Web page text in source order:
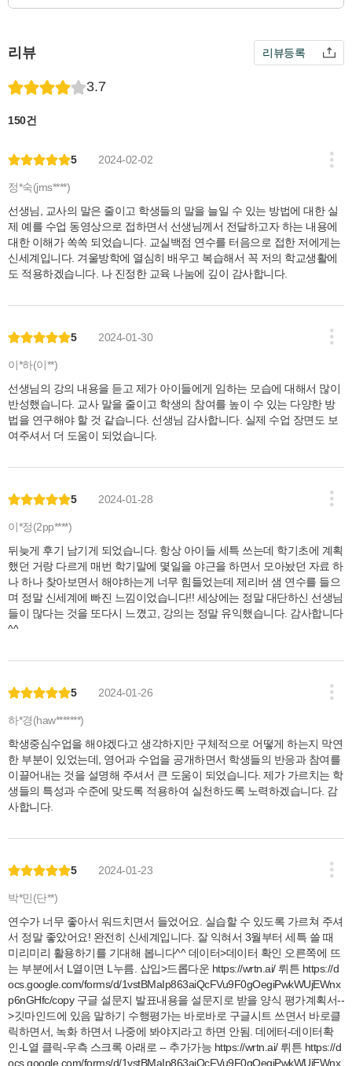
나요?
어떻게 과세특을 구성할지 막막하신가요?
량을 나누어야 할지 난감하신가요?
학생들의 개별 활동 어떻게 하면 쉽게 기록할지 궁
금하신가요?
학생들의 수많은 발표 자료 입력을 어떻게 해야할
지 고민이신가요?
시트로 과세특 쓰기를 세팅하고 학기를 시작해보
세요~ 시작이 반이 아니라 시작이 90%입니다!!
리뷰 리뷰등록
3.7
150건
5 2024-02-02
정*숙(jms****)
선생님, 교사의 말은 줄이고 학생들의 말을 늘일 수 있는 방법에 대한 실
제 예를 수업 동영상으로 접하면서 선생님께서 전달하고자 하는 내용에
대한 이해가 쏙쏙 되었습니다. 교실백점 연수를 터음으로 접한 저에게는
신세계입니다. 겨울방학에 열심히 배우고 복습해서 꼭 저의 학교생활에
도 적용하겠습니다. 나 진정한 교육 나눔에 깊이 감사합니다.
5 2024-01-30
이*하(이**)
선생님의 강의 내용을 듣고 제가 아이들에게 임하는 모습에 대해서 많이
반성했습니다. 교사 말을 줄이고 학생의 참여를 높이 수 있는 다양한 방
법을 연구해야 할 것 같습니다. 선생님 감사합니다. 실제 수업 장면도 보
여주셔서 더 도움이 되었습니다.
5 2024-01-28
이*정(2pp****)
뒤늦게 후기 남기게 되었습니다. 항상 아이들 세특 쓰는데 학기초에 계획
했던 거랑 다르게 매번 학기말에 몇일을 야근을 하면서 모아놨던 자료 하
나 하나 찾아보면서 해야하는게 너무 힘들었는데 제리버 샘 연수를 들으
며 정말 신세계에 빠진 느낌이었습니다!! 세상에는 정말 대단하신 선생님
들이 많다는 것을 또다시 느꼈고, 강의는 정말 유익했습니다. 감사합니다
^^
5 2024-01-26
하*경(haw*******)
학생중심수업을 해야겠다고 생각하지만 구체적으로 어떻게 하는지 막연
한 부분이 있었는데, 영어과 수업을 공개하면서 학생들의 반응과 참여를
이끌어내는 것을 설명해 주셔서 큰 도움이 되었습니다. 제가 가르치는 학
생들의 특성과 수준에 맞도록 적용하여 실천하도록 노력하겠습니다. 감
사합니다.
5 2024-01-23
박*민(단**)
연수가 너무 좋아서 워드치면서 들었어요. 실습할 수 있도록 가르쳐 주셔
서 정말 좋았어요! 완전히 신세계입니다. 잘 익혀서 3월부터 세특 쓸 때
미리미리 활용하기를 기대해 봅니다^^ 데이터>데이터 확인 오른쪽에 뜨
는 부분에서 L열이면 L누름. 삽입>드롭다운 https://wrtn.ai/ 뤼튼 https://d
ocs.google.com/forms/d/1vstBMaIp863aiQcFVu9F0gOegiPwkWUjEWnx
p6nGHfc/copy 구글 설문지 발표내용을 설문지로 받을 양식 평가계획서--
>깃마인드에 있음 말하기 수행평가는 바로바로 구글시트 쓰면서 바로클
릭하면서, 녹화 하면서 나중에 봐야지라고 하면 안됨. 데에터-데이터확
인-L열 클릭-우측 스크록 아래로 -- 추가가능 https://wrtn.ai/ 뤼튼 https://d
ocs.google.com/forms/d/1vstBMaIp863aiQcFVu9F0gOegiPwkWUjEWnx